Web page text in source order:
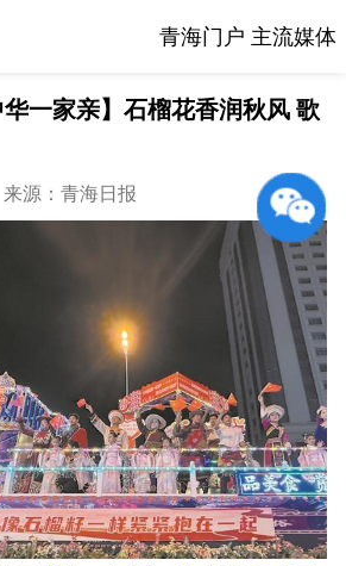
青海门户 主流媒体
华一家亲】石榴花香润秋风 歌
来源：青海日报